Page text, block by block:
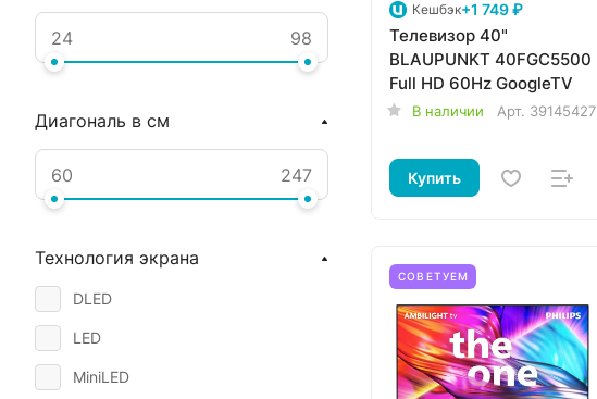
Кешбэк+1 749 ₽
Телевизор 40"
BLAUPUNKT 40FGC5500
Full HD 60Hz GoogleTV
В наличии Арт. 39145427
Купить
СОВЕТУЕМ
Диагональ в см
Технология экрана
DLED
LED
MiniLED